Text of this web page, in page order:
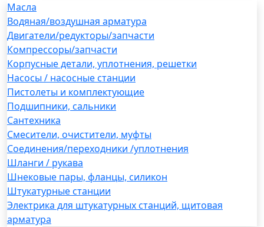
Масла
Водяная/воздушная арматура
Двигатели/редукторы/запчасти
Компрессоры/запчасти
Корпусные детали, уплотнения, решетки
Насосы / насосные станции
Пистолеты и комплектующие
Подшипники, сальники
Сантехника
Смесители, очистители, муфты
Соединения/переходники /уплотнения
Шланги / рукава
Шнековые пары, фланцы, силикон
Штукатурные станции
Электрика для штукатурных станций, щитовая
арматура